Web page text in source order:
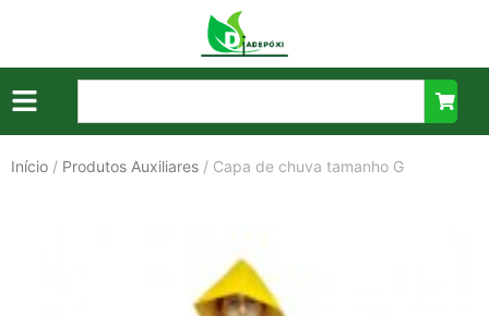
Início / Produtos Auxiliares / Capa de chuva tamanho G